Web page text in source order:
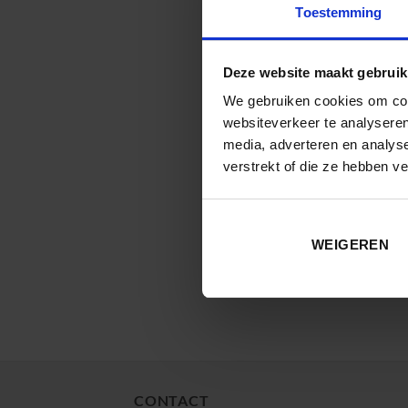
Toestemming
Deze website maakt
We gebruiken cookies om
websiteverkeer te
media, adverteren en
verstrekt of die ze hebben
WEIGEREN
CONTACT